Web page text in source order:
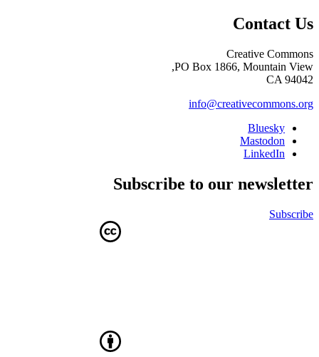
Contact Us
Creative Commons
PO Box 1866, Mountain View,
CA 94042
info@creativecommons.org
Bluesky
Mastodon
LinkedIn
Subscribe to our newsletter
Subscribe